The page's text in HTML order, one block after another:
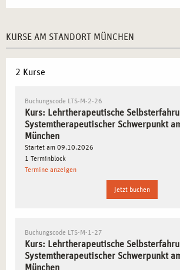
persönliche Wachstumsfelder.
PERSÖNLICHE ENTWICKLUNG
SYSTEMISCHE METHODEN
das berufliche Handeln beeinflussen.
Systemische Gesprächstechniken aus
Klient*innenperspektive erleben
systemische Fragen die
können.
Methoden zur Visualisierung
– Einsatz von Symbolarbeit,
wahrnehmen– Entwickeln einer
Abgrenzung in der therapeutischen
KURSE AM STANDORT MÜNCHEN
2 Kurse
Buchungscode LTS-M-2-26
Kurs: Lehrtherapeutische
Systemtherapeutischer Schwerpunkt
München
Startet am 09.10.2026
1 Terminblock
Termine anzeigen
Jetzt buchen
Buchungscode LTS-M-1-27
Kurs: Lehrtherapeutische
Systemtherapeutischer Schwerpunkt
München